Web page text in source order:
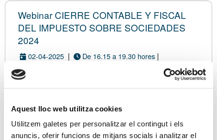
Aquest lloc web utilitza cookies
Utilitzem galetes per personalitzar el contingut i els
anuncis, oferir funcions de mitjans socials i analitzar el
Webinar CIERRE CONTABLE Y FISCAL
DEL IMPUESTO SOBRE SOCIEDADES
2024
02-04-2025 | De 16.15 a 19.30 hores |
Con inscripción de pago
DATOS TARIFA ASISTENTES RESUMENCONFIRMACIÓN